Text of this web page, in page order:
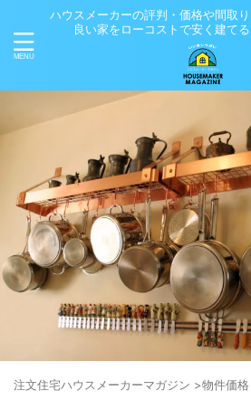
ハウスメーカーの評判・価格や間取り
良い家をローコストで安く建てる
注⽂住宅ハウスメーカーマガジン >物件価